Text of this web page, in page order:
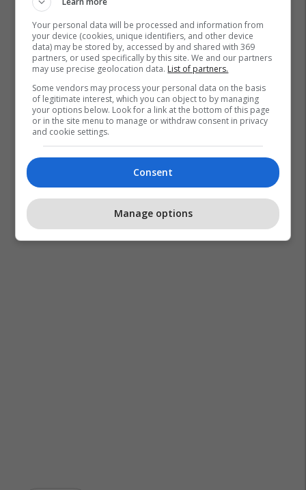
Your personal data will be processed and information from
your device (cookies, unique identifiers, and other device
data) may be stored by, accessed by and shared with 369
partners, or used specifically by this site. We and our partners
may use precise geolocation data. List of partners.
Some vendors may process your personal data on the basis
of legitimate interest, which you can object to by managing
your options below. Look for a link at the bottom of this page
or in the site menu to manage or withdraw consent in privacy
and cookie settings.
Consent
Manage options